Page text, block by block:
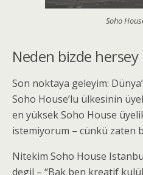
Soho
Neden bizde
Son noktaya geleyim:
Soho House’lu ülkesinin
en yüksek Soho House
istemiyorum – cünkü zaten
Nitekim Soho House
degil – “Bak ben kreatif